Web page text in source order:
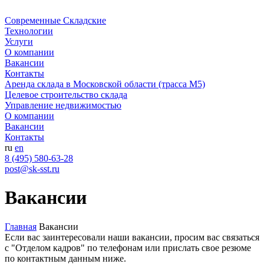
Современные Складские
Технологии
Услуги
О компании
Вакансии
Контакты
Аренда склада в Московской области (трасса М5)
Целевое строительство склада
Управление недвижимостью
О компании
Вакансии
Контакты
ru en
8 (495) 580-63-28
post@sk-sst.ru
Вакансии
Главная Вакансии
Если вас заинтересовали наши вакансии, просим вас связаться
с "Отделом кадров" по телефонам или прислать свое резюме
по контактным данным ниже.